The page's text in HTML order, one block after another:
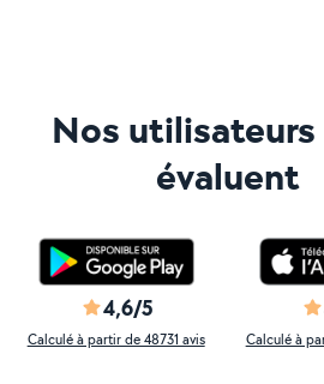
Nos utilisateurs
évaluent
4,6/5
Calculé à partir de 48731 avis Calculé à